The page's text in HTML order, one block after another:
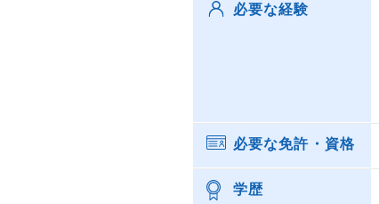
必要な経験
必要な免許・資格
学歴